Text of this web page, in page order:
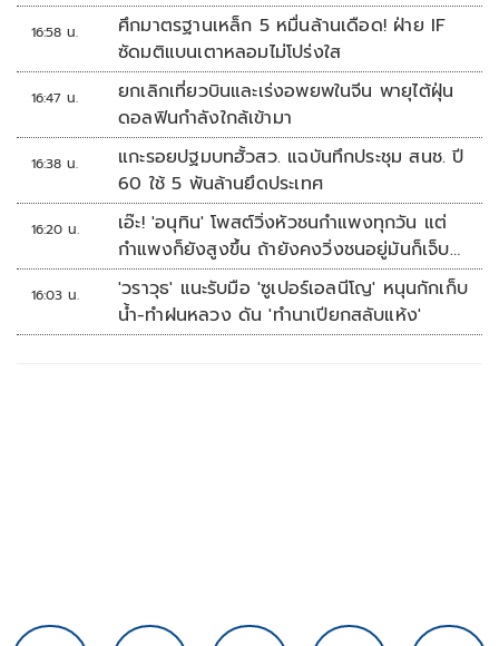
16:58 น.
ศึกมาตรฐานเหล็ก 5 หมื่นล้านเดือด! ฝ่าย IF
ซัดมติแบนเตาหลอมไม่โปร่งใส
16:47 น.
ยกเลิกเที่ยวบินและเร่งอพยพในจีน พายุไต้ฝุ่น
ดอลฟินกำลังใกล้เข้ามา
16:38 น.
แกะรอยปฐมบทฮั้วสว. แฉบันทึกประชุม สนช. ปี
60 ใช้ 5 พันล้านยึดประเทศ
16:20 น.
เอ๊ะ! 'อนุทิน' โพสต์วิ่งหัวชนกำแพงทุกวัน แต่
กำแพงก็ยังสูงขึ้น ถ้ายังคงวิ่งชนอยู่มันก็เจ็บ
หัวอีก
16:03 น.
'วราวุธ' แนะรับมือ 'ซูเปอร์เอลนีโญ' หนุนกักเก็บ
น้ำ-ทำฝนหลวง ดัน 'ทำนาเปียกสลับแห้ง'